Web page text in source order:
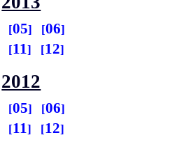
05
06
11 12
2012
05
06
11 12